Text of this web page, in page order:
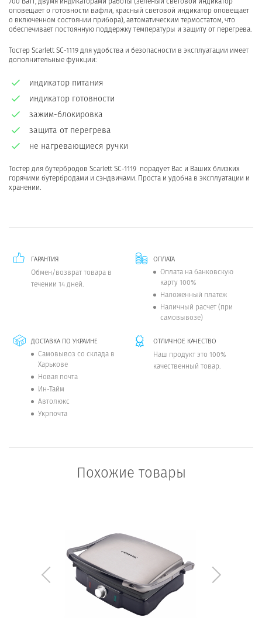
оповещает о готовности вафли, красный световой индикатор оповещает
о включенном состоянии прибора), автоматическим термостатом, что
обеспечивает постоянную поддержку температуры и защиту от перегрева.
Тостер Scarlett SC-1119 для удобства и безопасности в эксплуатации имеет
дополнительные функции:
индикатор питания
индикатор готовности
зажим-блокировка
защита от перегрева
не нагревающиеся ручки
Тостер для бутербродов Scarlett SC-1119 порадует Вас и Ваших близких
горячими бутербродами и сэндвичами. Проста и удобна в эксплуатации и
хранении.
ГАРАНТИЯ
Обмен/возврат товара в
течении 14 дней.
ОПЛАТА
Оплата на банковскую
карту 100%
Наложенный платеж
Наличный расчет (при
самовывозе)
ДОСТАВКА ПО УКРАИНЕ
Самовывоз со склада в
Харькове
Новая почта
Ин-Тайм
Автолюкс
Укрпочта
ОТЛИЧНОЕ КАЧЕСТВО
Наш продукт это 100%
качественный товар.
Похожие товары